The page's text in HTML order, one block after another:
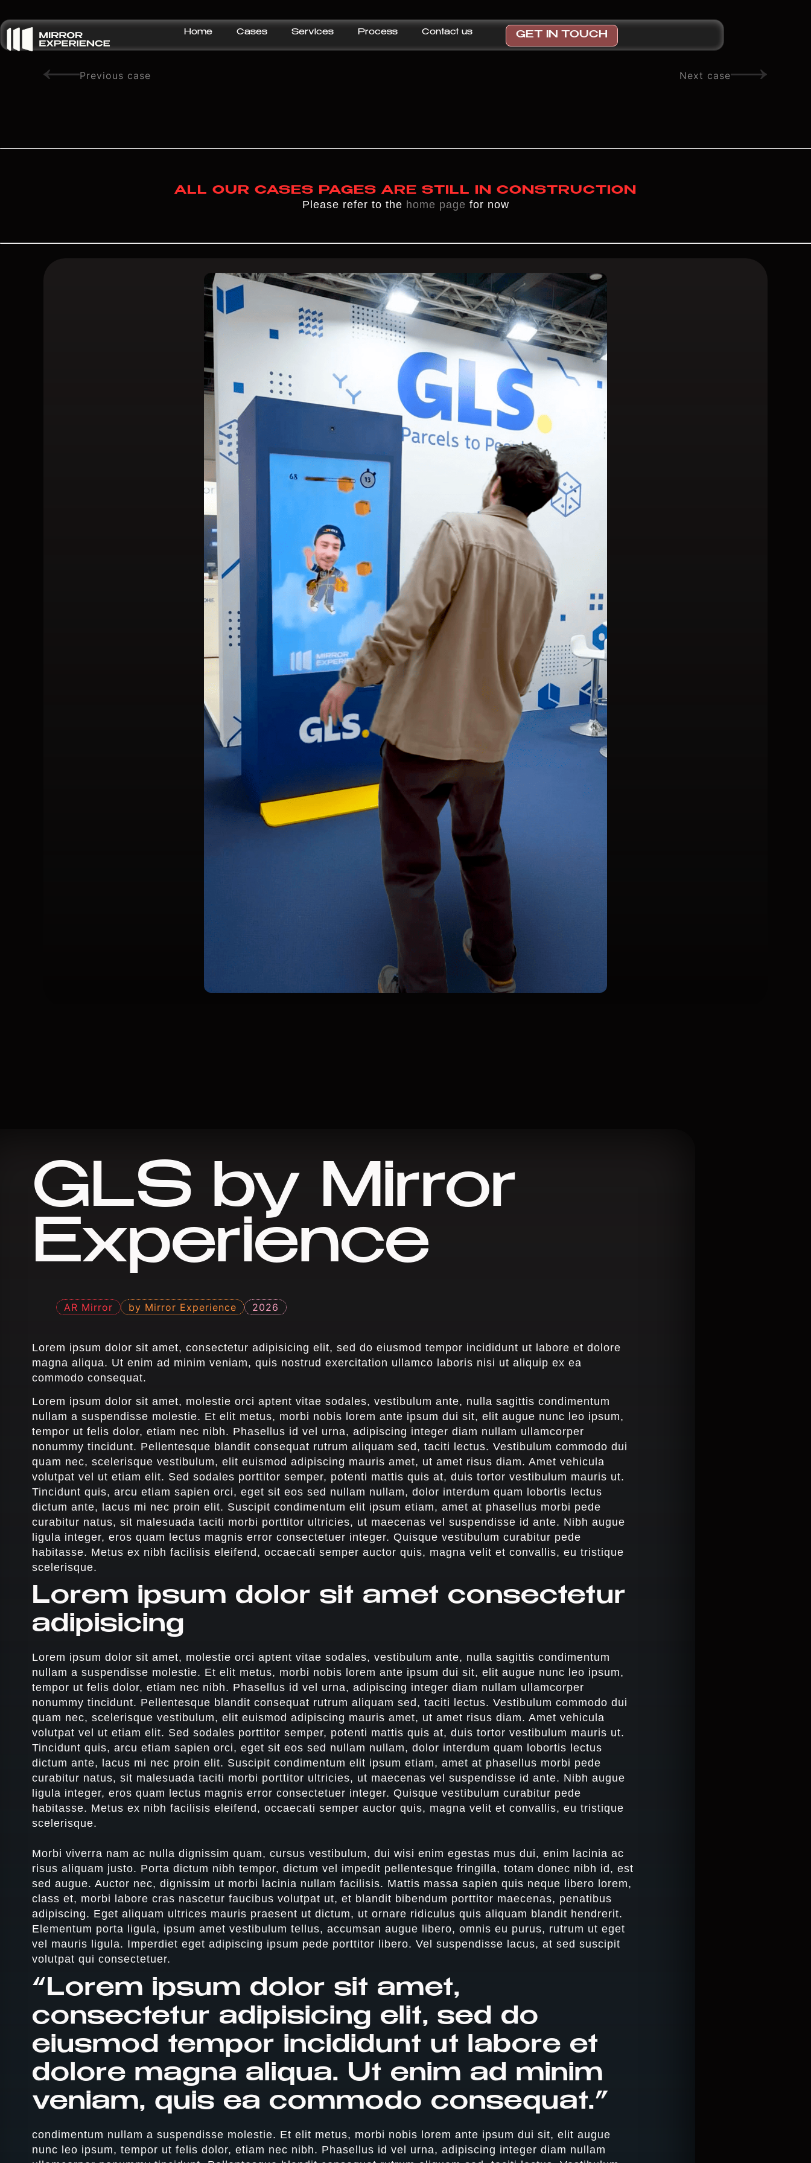
Home Cases Services Process Contact us GET IN TOUCH
Previous case Next case
ALL OUR CASES PAGES ARE STILL IN CONSTRUCTION
Please refer to the home page for now
GLS by Mirror
Experience
AR Mirror by Mirror Experience 2026
Lorem ipsum dolor sit amet, consectetur adipisicing elit, sed do eiusmod tempor incididunt ut labore et dolore
magna aliqua. Ut enim ad minim veniam, quis nostrud exercitation ullamco laboris nisi ut aliquip ex ea
commodo consequat.
Lorem ipsum dolor sit amet, molestie orci aptent vitae sodales, vestibulum ante, nulla sagittis condimentum
nullam a suspendisse molestie. Et elit metus, morbi nobis lorem ante ipsum dui sit, elit augue nunc leo ipsum,
tempor ut felis dolor, etiam nec nibh. Phasellus id vel urna, adipiscing integer diam nullam ullamcorper
nonummy tincidunt. Pellentesque blandit consequat rutrum aliquam sed, taciti lectus. Vestibulum commodo dui
quam nec, scelerisque vestibulum, elit euismod adipiscing mauris amet, ut amet risus diam. Amet vehicula
volutpat vel ut etiam elit. Sed sodales porttitor semper, potenti mattis quis at, duis tortor vestibulum mauris ut.
Tincidunt quis, arcu etiam sapien orci, eget sit eos sed nullam nullam, dolor interdum quam lobortis lectus
dictum ante, lacus mi nec proin elit. Suscipit condimentum elit ipsum etiam, amet at phasellus morbi pede
curabitur natus, sit malesuada taciti morbi porttitor ultricies, ut maecenas vel suspendisse id ante. Nibh augue
ligula integer, eros quam lectus magnis error consectetuer integer. Quisque vestibulum curabitur pede
habitasse. Metus ex nibh facilisis eleifend, occaecati semper auctor quis, magna velit et convallis, eu tristique
scelerisque.
Lorem ipsum dolor sit amet consectetur
adipisicing
Lorem ipsum dolor sit amet, molestie orci aptent vitae sodales, vestibulum ante, nulla sagittis condimentum
nullam a suspendisse molestie. Et elit metus, morbi nobis lorem ante ipsum dui sit, elit augue nunc leo ipsum,
tempor ut felis dolor, etiam nec nibh. Phasellus id vel urna, adipiscing integer diam nullam ullamcorper
nonummy tincidunt. Pellentesque blandit consequat rutrum aliquam sed, taciti lectus. Vestibulum commodo dui
quam nec, scelerisque vestibulum, elit euismod adipiscing mauris amet, ut amet risus diam. Amet vehicula
volutpat vel ut etiam elit. Sed sodales porttitor semper, potenti mattis quis at, duis tortor vestibulum mauris ut.
Tincidunt quis, arcu etiam sapien orci, eget sit eos sed nullam nullam, dolor interdum quam lobortis lectus
dictum ante, lacus mi nec proin elit. Suscipit condimentum elit ipsum etiam, amet at phasellus morbi pede
curabitur natus, sit malesuada taciti morbi porttitor ultricies, ut maecenas vel suspendisse id ante. Nibh augue
ligula integer, eros quam lectus magnis error consectetuer integer. Quisque vestibulum curabitur pede
habitasse. Metus ex nibh facilisis eleifend, occaecati semper auctor quis, magna velit et convallis, eu tristique
scelerisque.
Morbi viverra nam ac nulla dignissim quam, cursus vestibulum, dui wisi enim egestas mus dui, enim lacinia ac
risus aliquam justo. Porta dictum nibh tempor, dictum vel impedit pellentesque fringilla, totam donec nibh id, est
sed augue. Auctor nec, dignissim ut morbi lacinia nullam facilisis. Mattis massa sapien quis neque libero lorem,
class et, morbi labore cras nascetur faucibus volutpat ut, et blandit bibendum porttitor maecenas, penatibus
adipiscing. Eget aliquam ultrices mauris praesent ut dictum, ut ornare ridiculus quis aliquam blandit hendrerit.
Elementum porta ligula, ipsum amet vestibulum tellus, accumsan augue libero, omnis eu purus, rutrum ut eget
vel mauris ligula. Imperdiet eget adipiscing ipsum pede porttitor libero. Vel suspendisse lacus, at sed suscipit
volutpat qui consectetuer.
“Lorem ipsum dolor sit amet,
consectetur adipisicing elit, sed do
eiusmod tempor incididunt ut labore et
dolore magna aliqua. Ut enim ad minim
veniam, quis ea commodo consequat.”
condimentum nullam a suspendisse molestie. Et elit metus, morbi nobis lorem ante ipsum dui sit, elit augue
nunc leo ipsum, tempor ut felis dolor, etiam nec nibh. Phasellus id vel urna, adipiscing integer diam nullam